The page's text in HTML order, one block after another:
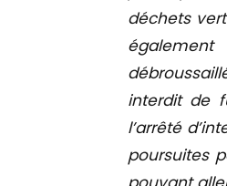
déchets
interdit de
l’arrêté
poursuites